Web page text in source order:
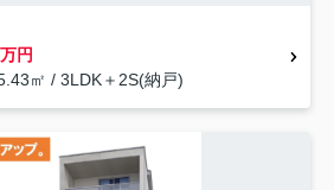
円
㎡ / 3LDK＋2S(納戸)